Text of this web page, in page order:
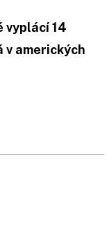
vyplácí 14
v amerických